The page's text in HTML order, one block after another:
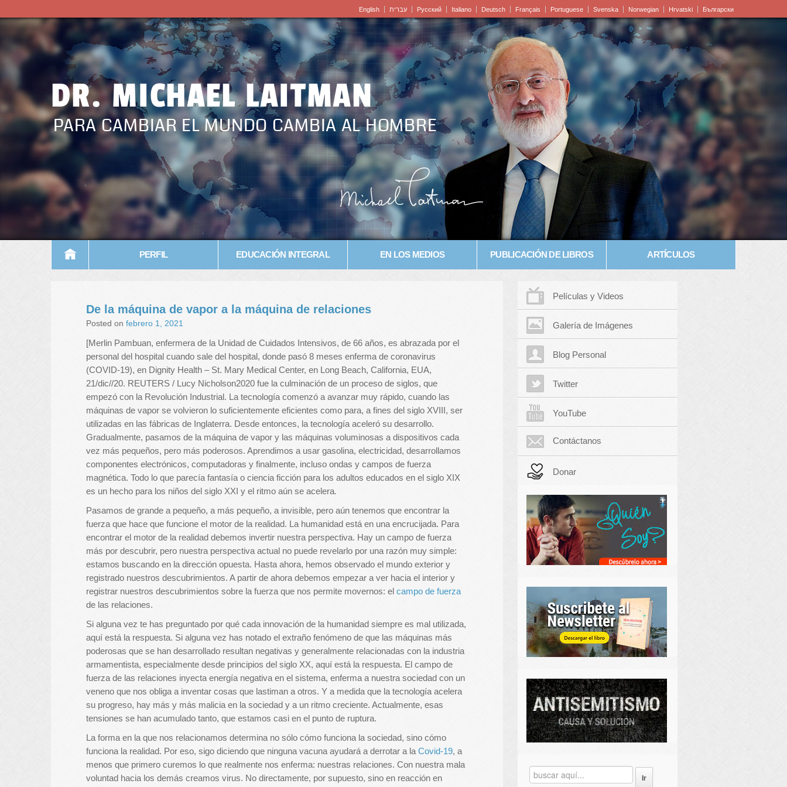
English עברית Pусский Italiano Deutsch Français Portuguese Svenska Norwegian Hrvatski Български
DR. MICHAEL LAITMAN
PARA CAMBIAR EL MUNDO CAMBIA AL HOMBRE
PERFIL EDUCACIÓN INTEGRAL EN LOS MEDIOS PUBLICACIÓN DE LIBROS ARTÍCULOS
De la máquina de vapor a la máquina de relaciones
Posted on febrero 1, 2021
[Merlin Pambuan, enfermera de la Unidad de Cuidados Intensivos, de 66 años, es abrazada por el
personal del hospital cuando sale del hospital, donde pasó 8 meses enferma de coronavirus
(COVID-19), en Dignity Health – St. Mary Medical Center, en Long Beach, California, EUA,
21/dic//20. REUTERS / Lucy Nicholson2020 fue la culminación de un proceso de siglos, que
empezó con la Revolución Industrial. La tecnología comenzó a avanzar muy rápido, cuando las
máquinas de vapor se volvieron lo suficientemente eficientes como para, a fines del siglo XVIII, ser
utilizadas en las fábricas de Inglaterra. Desde entonces, la tecnología aceleró su desarrollo.
Gradualmente, pasamos de la máquina de vapor y las máquinas voluminosas a dispositivos cada
vez más pequeños, pero más poderosos. Aprendimos a usar gasolina, electricidad, desarrollamos
componentes electrónicos, computadoras y finalmente, incluso ondas y campos de fuerza
magnética. Todo lo que parecía fantasía o ciencia ficción para los adultos educados en el siglo XIX
es un hecho para los niños del siglo XXI y el ritmo aún se acelera.
Pasamos de grande a pequeño, a más pequeño, a invisible, pero aún tenemos que encontrar la
fuerza que hace que funcione el motor de la realidad. La humanidad está en una encrucijada. Para
encontrar el motor de la realidad debemos invertir nuestra perspectiva. Hay un campo de fuerza
más por descubrir, pero nuestra perspectiva actual no puede revelarlo por una razón muy simple:
estamos buscando en la dirección opuesta. Hasta ahora, hemos observado el mundo exterior y
registrado nuestros descubrimientos. A partir de ahora debemos empezar a ver hacia el interior y
registrar nuestros descubrimientos sobre la fuerza que nos permite movernos: el campo de fuerza
de las relaciones.
Si alguna vez te has preguntado por qué cada innovación de la humanidad siempre es mal utilizada,
aquí está la respuesta. Si alguna vez has notado el extraño fenómeno de que las máquinas más
poderosas que se han desarrollado resultan negativas y generalmente relacionadas con la industria
armamentista, especialmente desde principios del siglo XX, aquí está la respuesta. El campo de
fuerza de las relaciones inyecta energía negativa en el sistema, enferma a nuestra sociedad con un
veneno que nos obliga a inventar cosas que lastiman a otros. Y a medida que la tecnología acelera
su progreso, hay más y más malicia en la sociedad y a un ritmo creciente. Actualmente, esas
tensiones se han acumulado tanto, que estamos casi en el punto de ruptura.
La forma en la que nos relacionamos determina no sólo cómo funciona la sociedad, sino cómo
funciona la realidad. Por eso, sigo diciendo que ninguna vacuna ayudará a derrotar a la Covid-19, a
menos que primero curemos lo que realmente nos enferma: nuestras relaciones. Con nuestra mala
voluntad hacia los demás creamos virus. No directamente, por supuesto, sino en reacción en
Películas y Videos
Galería de Imágenes
Blog Personal
Twitter
YouTube
Contáctanos
Donar